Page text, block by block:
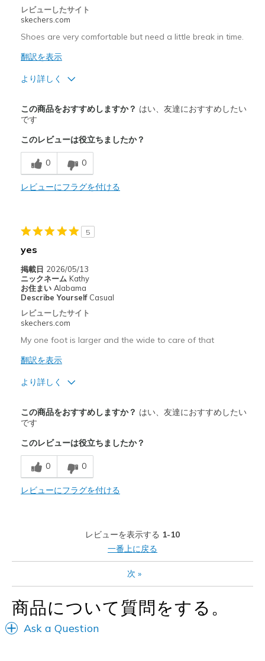
レビューしたサイト
skechers.com
Shoes are very comfortable but need a little break in time.
翻訳を表示
より詳しく
Breathe Well
Comfortable
商品が期待と異なったレビュー
Need Break In
Casual Wear
Width
Sizing
View On Shoes
この商品をおすすめしますか？ はい、友達におすすめしたい
です
このレビューは役立ちましたか？
0 0
レビューにフラグを付ける
5
yes
掲載日 2026/05/13
ニックネーム Kathy
お住まい Alabama
Describe Yourself Casual
レビューしたサイト
skechers.com
My one foot is larger and the wide to care of that
翻訳を表示
より詳しく
Comfortable
Stylish
商品が期待と異なったレビュー
Need Break In
Feels true to width
Feels true to size
View On Shoes
Shoes are for Wearing
この商品をおすすめしますか？ はい、友達におすすめしたい
です
このレビューは役立ちましたか？
0 0
レビューにフラグを付ける
レビューを表示する 1-10
一番上に戻る
次 »
商品について質問をする。
Ask a Question